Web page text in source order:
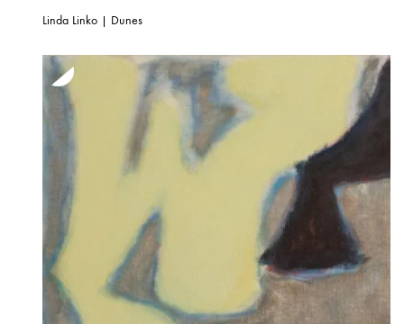
Linda Linko | Dunes